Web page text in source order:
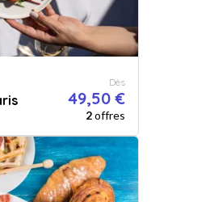
Dès
49,50 €
2offres